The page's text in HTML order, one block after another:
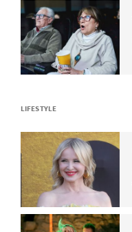
LIFESTYLE